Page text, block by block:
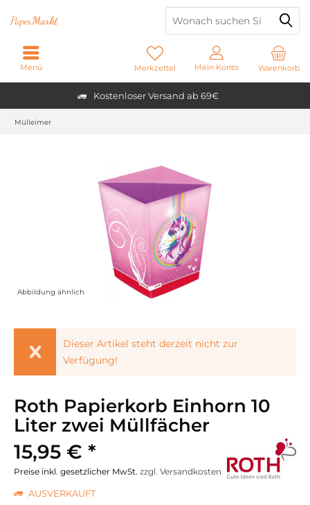
Kostenloser Versand ab 69€
PaperMarkt
Warenkorb
Merkzettel Mein Konto
Menü
Mülleimer
Abbildung ähnlich
Dieser Artikel steht derzeit nicht zur
Verfügung!
Roth Papierkorb Einhorn 10
Liter zwei Müllfächer
15,95 € *
Preise inkl. gesetzlicher MwSt. zzgl. Versandkosten
AUSVERKAUFT